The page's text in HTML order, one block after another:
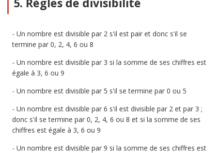
Un nombre est divisible par 2 s'il est pair et donc s'il se
termine par 0, 2, 4, 6 ou 8
Un nombre est divisible par 3 si la somme de ses chiffres est
égale à 3, 6 ou 9
Un nombre est divisible par 5 s'il se termine par 0 ou 5
Un nombre est divisible par 6 s'il est divisible par 2 et par 3 ;
donc s'il se termine par 0, 2, 4, 6 ou 8 et si la somme de ses
chiffres est égale à 3, 6 ou 9
Un nombre est divisible par 9 si la somme de ses chiffres est